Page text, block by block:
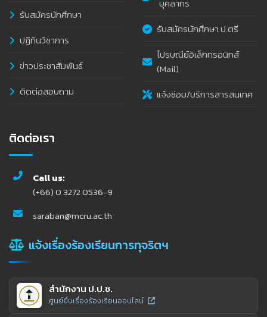
รับสมัครนักศึกษา
ปฏิทินวิชาการ
ข่าวประชาสัมพันธ์
ติดต่อสอบถาม
บุคลากร
รับสมัครนักศึกษา ป.ตรี
ไปรษณีย์อิเล็กทรอนิกส์
(Mail)
แจ้งซ่อม/บริการสารสนเทศ
ติดต่อเรา
Call us:
(+66) 0 3272 0536-9
saraban@mcru.ac.th
แจ้งเรื่องร้องเรียนการทุจริตฯ
สำนักงาน ป.ป.ช.
ศูนย์ยื่นเรื่องร้องเรียนออนไลน์